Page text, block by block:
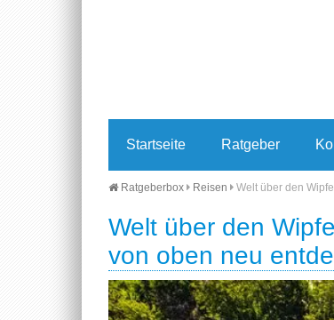
Startseite Ratgeber
Ratgeberbox Reisen Welt über den
Welt über den
von oben neu